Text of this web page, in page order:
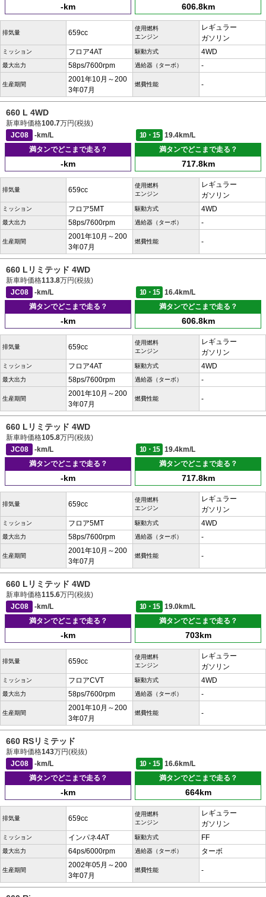
-km 606.8km
排気量 659cc
使用燃料
エンジン
レギュラー
ガソリン
ミッション フロア4AT 駆動方式 4WD
最大出力 58ps/7600rpm 過給器（ターボ） -
生産期間
2001年10月～200
3年07月
燃費性能 -
660 L 4WD
新車時価格100.7万円(税抜)
JC08
-km/L 10・15
19.4km/L
満タンでどこまで走る？
-km
満タンでどこまで走る？
717.8km
排気量 659cc
使用燃料
エンジン
レギュラー
ガソリン
ミッション フロア5MT 駆動方式 4WD
最大出力 58ps/7600rpm 過給器（ターボ） -
生産期間
2001年10月～200
3年07月
燃費性能 -
660 Lリミテッド 4WD
新車時価格113.8万円(税抜)
JC08
-km/L 10・15
16.4km/L
満タンでどこまで走る？
-km
満タンでどこまで走る？
606.8km
排気量 659cc
使用燃料
エンジン
レギュラー
ガソリン
ミッション フロア4AT 駆動方式 4WD
最大出力 58ps/7600rpm 過給器（ターボ） -
生産期間
2001年10月～200
3年07月
燃費性能 -
660 Lリミテッド 4WD
新車時価格105.8万円(税抜)
JC08
-km/L 10・15
19.4km/L
満タンでどこまで走る？
-km
満タンでどこまで走る？
717.8km
排気量 659cc
使用燃料
エンジン
レギュラー
ガソリン
ミッション フロア5MT 駆動方式 4WD
最大出力 58ps/7600rpm 過給器（ターボ） -
生産期間
2001年10月～200
3年07月
燃費性能 -
660 Lリミテッド 4WD
新車時価格115.6万円(税抜)
JC08
-km/L 10・15
19.0km/L
満タンでどこまで走る？
-km
満タンでどこまで走る？
703km
排気量 659cc
使用燃料
エンジン
レギュラー
ガソリン
ミッション フロアCVT 駆動方式 4WD
最大出力 58ps/7600rpm 過給器（ターボ） -
生産期間
2001年10月～200
3年07月
燃費性能 -
660 RSリミテッド
新車時価格143万円(税抜)
JC08
-km/L 10・15
16.6km/L
満タンでどこまで走る？
-km
満タンでどこまで走る？
664km
排気量 659cc
使用燃料
エンジン
レギュラー
ガソリン
ミッション インパネ4AT 駆動方式 FF
最大出力 64ps/6000rpm 過給器（ターボ） ターボ
生産期間
2002年05月～200
3年07月
燃費性能 -